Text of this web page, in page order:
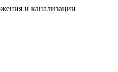
и канализации